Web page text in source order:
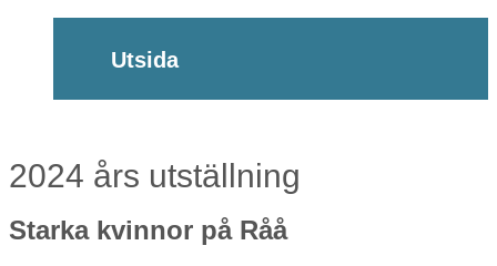
Utsida
2024 års utställning
Starka kvinnor på Råå